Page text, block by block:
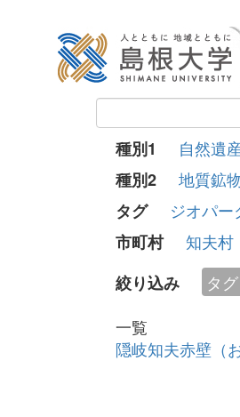
種別1 自然遺
種別2 地質鉱
タグ ジオパー
市町村
知夫村
絞り込み タグ
一覧
隠岐知夫赤壁（